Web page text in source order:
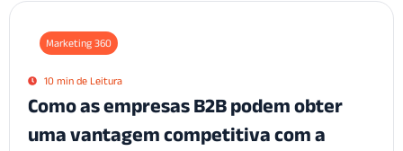
Marketing 360
10 min de Leitura
Como as empresas B2B podem obter
uma vantagem competitiva com a